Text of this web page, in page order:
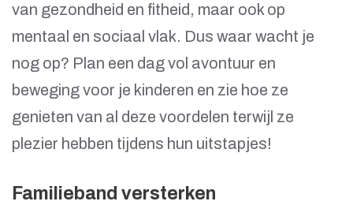
van gezondheid en fitheid, maar ook op
mentaal en sociaal vlak. Dus waar wacht je
nog op? Plan een dag vol avontuur en
beweging voor je kinderen en zie hoe ze
genieten van al deze voordelen terwijl ze
plezier hebben tijdens hun uitstapjes!
Familieband versterken